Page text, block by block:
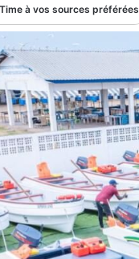
à vos sources préférées